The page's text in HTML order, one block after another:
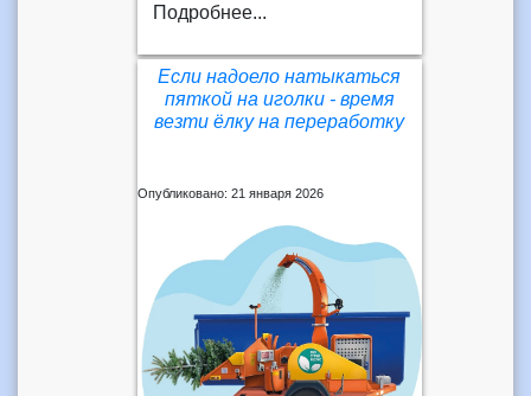
Подробнее...
Если надоело натыкаться
пяткой на иголки - время
везти ёлку на переработку
Опубликовано: 21 января 2026